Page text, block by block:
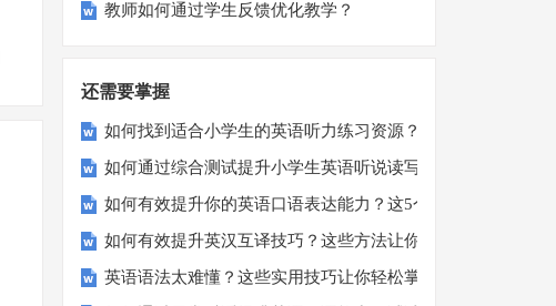
教师如何通过学生反馈优化教学？
还需要掌握
如何找到适合小学生的英语听力练习资源？
如何通过综合测试提升小学生英语听说读写技能？
如何有效提升你的英语口语表达能力？这5个技巧让你说一口
如何有效提升英汉互译技巧？这些方法让你翻译更精准！
英语语法太难懂？这些实用技巧让你轻松掌握！